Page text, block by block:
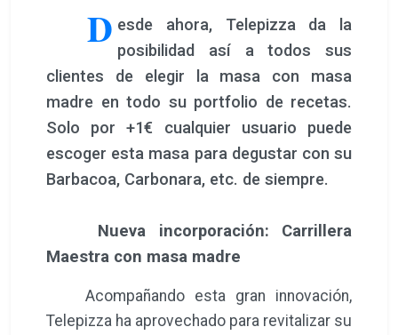
D esde ahora, Telepizza da la
posibilidad así a todos sus
clientes de elegir la masa con masa
madre en todo su portfolio de recetas.
Solo por +1€ cualquier usuario puede
escoger esta masa para degustar con su
Barbacoa, Carbonara, etc. de siempre.
Nueva incorporación: Carrillera
Maestra con masa madre
Acompañando esta gran innovación,
Telepizza ha aprovechado para revitalizar su